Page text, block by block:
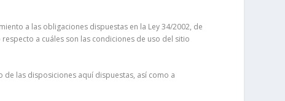
a las obligaciones dispuestas en la Ley 34/2002, de
a cuáles son las condiciones de uso del sitio
las disposiciones aquí dispuestas, así como a